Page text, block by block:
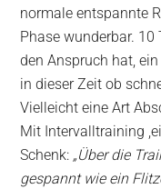
normale entspannte
Phase wunderbar. 10
den Anspruch hat,
in dieser Zeit ob
Vielleicht eine Art
Mit Intervalltraining
Schenk: „Über die
gespannt wie ein